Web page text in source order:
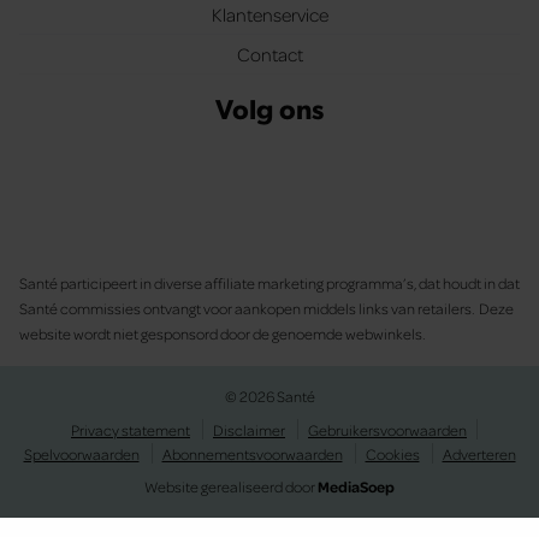
Klantenservice
Contact
Volg ons
Santé participeert in diverse affiliate marketing programma’s, dat houdt in dat
Santé commissies ontvangt voor aankopen middels links van retailers. Deze
website wordt niet gesponsord door de genoemde webwinkels.
© 2026 Santé
Privacy statement
Disclaimer
Gebruikersvoorwaarden
Spelvoorwaarden
Abonnementsvoorwaarden Cookies
Adverteren
Website gerealiseerd doorMediaSoep